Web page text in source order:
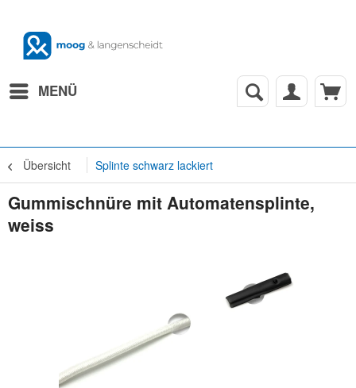
MENÜ
Übersicht Splinte schwarz lackiert
Gummischnüre mit Automatensplinte,
weiss